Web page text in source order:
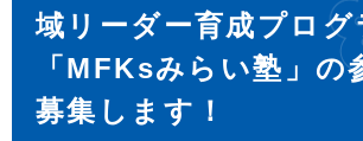
域リーダー育成プログ
「MFKsみらい塾」の
募集します！